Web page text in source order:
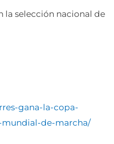
la selección nacional de
gana-la-copa-
mundial-de-marcha/